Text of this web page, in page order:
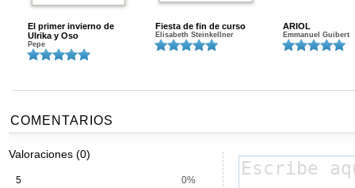
El primer invierno de
Ulrika y Oso
Pepe
Fiesta de fin de curso
Elisabeth Steinkellner
ARIOL
Emmanuel Guibert
COMENTARIOS
Valoraciones (0)
5
0%